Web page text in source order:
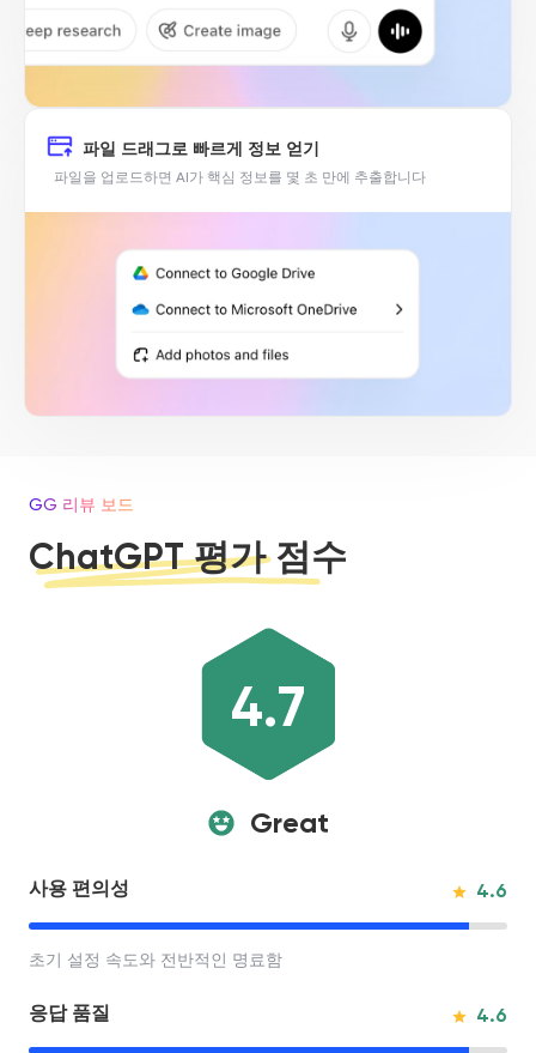
파일 드래그로 빠르게 정보 얻기
파일을 업로드하면 AI가 핵심 정보를 몇 초 만에 추출합니다
GG 리뷰 보드
ChatGPT 평가 점수
4.7
Great
사용 편의성 4.6
초기 설정 속도와 전반적인 명료함
응답 품질 4.6